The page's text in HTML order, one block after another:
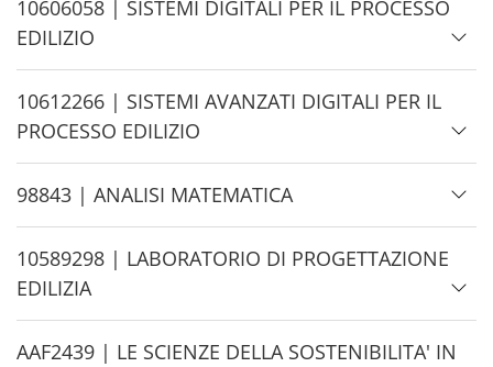
H
i
d
e
10606058 | SISTEMI DIGITALI PER IL PROCESSO
EDILIZIO
H
i
d
e
10612266 | SISTEMI AVANZATI DIGITALI PER IL
PROCESSO EDILIZIO
H
i
d
e
98843 | ANALISI MATEMATICA
H
i
d
e
10589298 | LABORATORIO DI PROGETTAZIONE
EDILIZIA
H
AAF2439 | LE SCIENZE DELLA SOSTENIBILITA' IN